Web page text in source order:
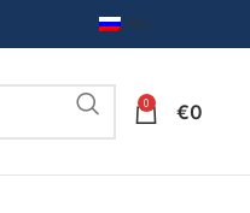
RU
0 €0